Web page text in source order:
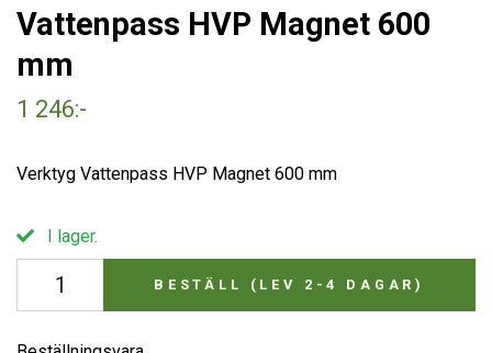
Vattenpass HVP Magnet 600
mm
1 246:-
Verktyg Vattenpass HVP Magnet 600 mm
I lager.
BESTÄLL (LEV 2-4 DAGAR)